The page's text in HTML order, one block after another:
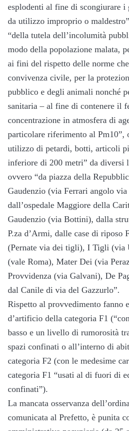
esplodenti al fine di scongiurare
da utilizzo improprio o
“della tutela dell’incolumità
modo della popolazione malata,
ai fini del rispetto delle norme
convivenza civile, per la
pubblico e degli animali nonché
sanitaria – al fine di contenere il
concentrazione in atmosfera di
particolare riferimento al
utilizzo di petardi, botti, articoli
inferiore di 200 metri” da diversi
ovvero “da piazza della
Gaudenzio (via Ferrari angolo
dall’ospedale Maggiore della
Gaudenzio (via Bottini), dalla
P.za d’Armi, dalle case di riposo
(Pernate via dei tigli), I Tigli (via
(vale Roma), Mater Dei (via
Provvidenza (via Galvani), De
dal Canile di via del Gazzurlo”.
Rispetto al provvedimento fanno
d’artificio della categoria F1
basso e un livello di rumorosità
spazi confinati o all’interno di
categoria F2 (con le medesime
categoria F1 “usati al di fuori di
confinati”).
La mancata osservanza
comunicata al Prefetto, è punita